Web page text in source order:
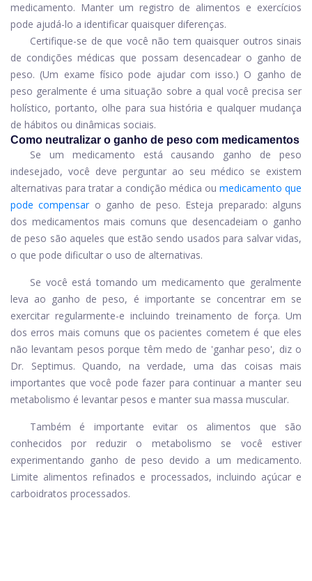
medicamento. Manter um registro de alimentos e exercícios
pode ajudá-lo a identificar quaisquer diferenças.
Certifique-se de que você não tem quaisquer outros sinais
de condições médicas que possam desencadear o ganho de
peso. (Um exame físico pode ajudar com isso.) O ganho de
peso geralmente é uma situação sobre a qual você precisa ser
holístico, portanto, olhe para sua história e qualquer mudança
de hábitos ou dinâmicas sociais.
Como neutralizar o ganho de peso com medicamentos
Se um medicamento está causando ganho de peso
indesejado, você deve perguntar ao seu médico se existem
alternativas para tratar a condição médica ou medicamento que
pode compensar o ganho de peso. Esteja preparado: alguns
dos medicamentos mais comuns que desencadeiam o ganho
de peso são aqueles que estão sendo usados ​​para salvar vidas,
o que pode dificultar o uso de alternativas.
Se você está tomando um medicamento que geralmente
leva ao ganho de peso, é importante se concentrar em se
exercitar regularmente-e incluindo treinamento de força. Um
dos erros mais comuns que os pacientes cometem é que eles
não levantam pesos porque têm medo de 'ganhar peso', diz o
Dr. Septimus. Quando, na verdade, uma das coisas mais
importantes que você pode fazer para continuar a manter seu
metabolismo é levantar pesos e manter sua massa muscular.
Também é importante evitar os alimentos que são
conhecidos por reduzir o metabolismo se você estiver
experimentando ganho de peso devido a um medicamento.
Limite alimentos refinados e processados, incluindo açúcar e
carboidratos processados.